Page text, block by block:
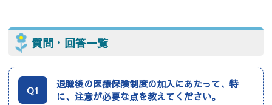
質問・回答一覧
Q1
退職後の医療保険制度の加入にあたって、特
に、注意が必要な点を教えてください。